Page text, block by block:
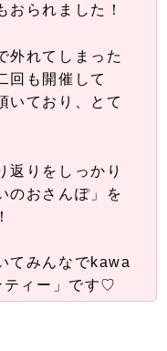
おられました！
外れてしまった
回も開催して
いており、とて
返りをしっかり
のおさんぽ」を
てみんなでkawa
ティー」です♡